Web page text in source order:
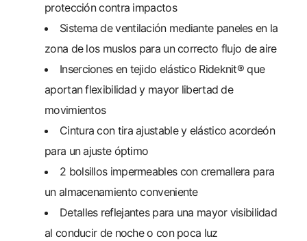
protección contra impactos
Sistema de ventilación mediante paneles en la
zona de los muslos para un correcto flujo de aire
Inserciones en tejido elástico Rideknit® que
aportan flexibilidad y mayor libertad de
movimientos
Cintura con tira ajustable y elástico acordeón
para un ajuste óptimo
2 bolsillos impermeables con cremallera para
un almacenamiento conveniente
Detalles reflejantes para una mayor visibilidad
al conducir de noche o con poca luz